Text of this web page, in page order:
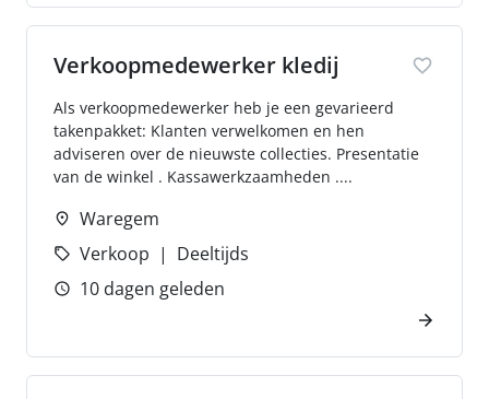
Verkoopmedewerker kledij
Als verkoopmedewerker heb je een gevarieerd
takenpakket: Klanten verwelkomen en hen
adviseren over de nieuwste collecties. Presentatie
van de winkel . Kassawerkzaamheden ....
Waregem
Verkoop
Deeltijds
10 dagen geleden